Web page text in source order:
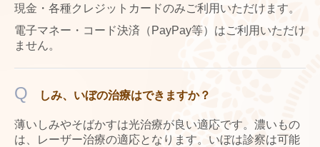
商品案内-Reccomend Cosmetics-
お問合せ-Contact-
ブログ-Blog-
Instagram
現金・各種クレジットカードのみご利用いただけます。
電子マネー・コード決済（PayPay等）はご利用いただけ
ません。
Q しみ、いぼの治療はできますか？
薄いしみやそばかすは光治療が良い適応です。濃いもの
は、レーザー治療の適応となります。いぼは診察は可能